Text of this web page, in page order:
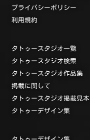
プライバシーポリシー
利用規約
タトゥースタジオ一覧
タトゥースタジオ検索
タトゥースタジオ作品集
掲載に関して
タトゥースタジオ掲載見本
タトゥーデザイン集